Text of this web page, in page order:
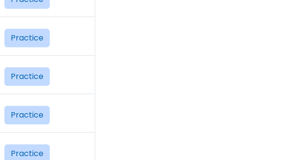
Practice
Practice
Practice
Practice